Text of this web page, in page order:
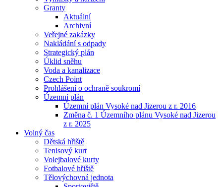
Granty
Aktuální
Archivní
Veřejné zakázky
Nakládání s odpady
Strategický plán
Úklid sněhu
Voda a kanalizace
Czech Point
Prohlášení o ochraně soukromí
Územní plán
Územní plán Vysoké nad Jizerou z r. 2016
Změna č. 1 Územního plánu Vysoké nad Jizerou
z r. 2025
Volný čas
Dětská hřiště
Tenisový kurt
Volejbalové kurty
Fotbalové hřiště
Tělovýchovná jednota